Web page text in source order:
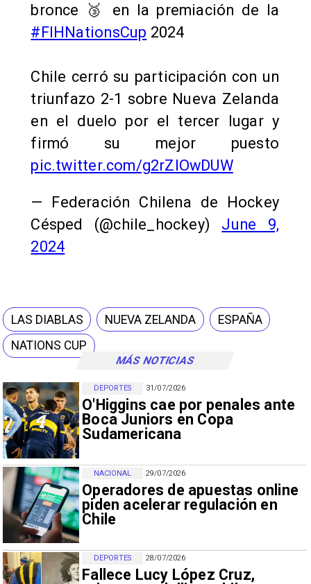
MÁS NOTICIAS
31/07/2026
O'Higgins cae por penales ante
Boca Juniors en Copa
Sudamericana
DEPORTES
29/07/2026
Operadores de apuestas online
piden acelerar regulación en
Chile
NACIONAL
28/07/2026
Fallece Lucy López Cruz,
DEPORTES
bronce 🥉 en la premiación de la
#FIHNationsCup 2024
Chile cerró su participación con un
triunfazo 2-1 sobre Nueva Zelanda
en el duelo por el tercer lugar y
firmó su mejor puesto
pic.twitter.com/g2rZlOwDUW
— Federación Chilena de Hockey
Césped (@chile_hockey) June 9,
2024
LAS DIABLAS NUEVA ZELANDA
ESPAÑA
NATIONS CUP